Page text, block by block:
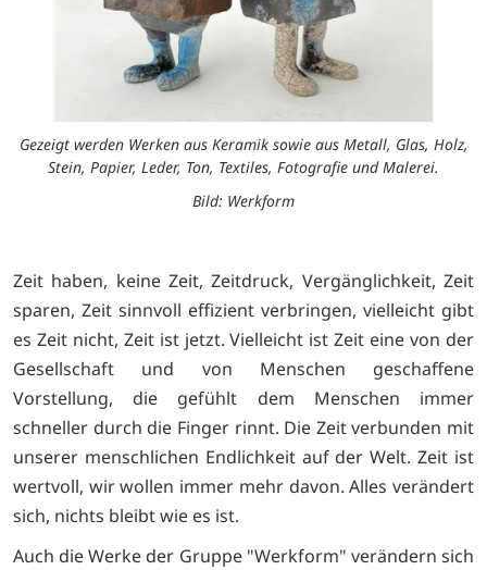
Gezeigt werden Werken aus Keramik sowie aus Metall, Glas, Holz,
Stein, Papier, Leder, Ton, Textiles, Fotografie und Malerei.
Bild: Werkform
Zeit haben, keine Zeit, Zeitdruck, Vergänglichkeit, Zeit
sparen, Zeit sinnvoll effizient verbringen, vielleicht gibt
es Zeit nicht, Zeit ist jetzt. Vielleicht ist Zeit eine von der
Gesellschaft und von Menschen geschaffene
Vorstellung, die gefühlt dem Menschen immer
schneller durch die Finger rinnt. Die Zeit verbunden mit
unserer menschlichen Endlichkeit auf der Welt. Zeit ist
wertvoll, wir wollen immer mehr davon. Alles verändert
sich, nichts bleibt wie es ist.
Auch die Werke der Gruppe "Werkform" verändern sich